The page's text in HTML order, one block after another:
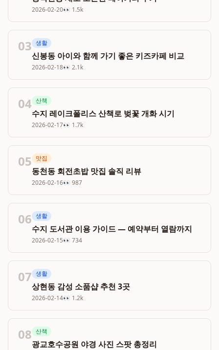
2026-02-20👀 1.5k
03 생활
신봉동 아이와 함께 가기 좋은 키즈카페 비교
2026-02-18👀 2.1k
04 산책
수지 레이크폴리스 산책로 벚꽃 개화 시기
2026-02-17👀 1.7k
05 맛집
동천동 회전초밥 맛집 솔직 리뷰
2026-02-16👀 987
06 생활
수지 도서관 이용 가이드 — 예약부터 열람까지
2026-02-15👀 734
07 생활
상현동 감성 소품샵 추천 3곳
2026-02-14👀 1.2k
08 산책
광교호수공원 야경 사진 스팟 총정리